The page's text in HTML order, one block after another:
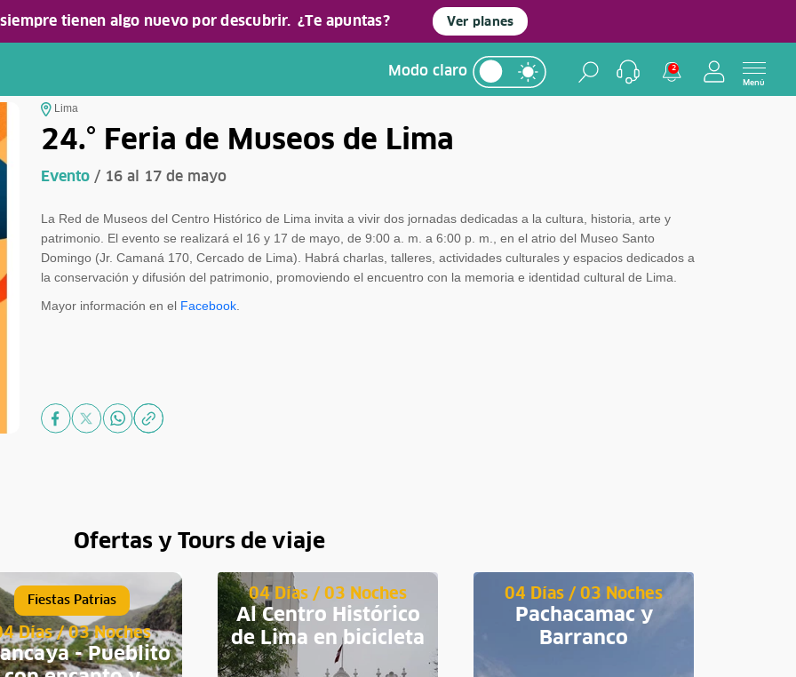
tienen algo nuevo por descubrir. ¿Te apuntas? Ver planes
Modo claro 2
Menú
Lima
24.° Feria de Museos de Lima
Evento/ 16 al 17 de mayo
La Red de Museos del Centro Histórico de Lima invita a vivir dos jornadas dedicadas a la cultura, historia, arte y
patrimonio. El evento se realizará el 16 y 17 de mayo, de 9:00 a. m. a 6:00 p. m., en el atrio del Museo Santo
Domingo (Jr. Camaná 170, Cercado de Lima). Habrá charlas, talleres, actividades culturales y espacios dedicados a
la conservación y difusión del patrimonio, promoviendo el encuentro con la memoria e identidad cultural de Lima.
Mayor información en el Facebook.
Ofertas y Tours de viaje
Fiestas Patrias
Días / 03 Noches
- Pueblito
04 Días / 03 Noches
Al Centro Histórico
de Lima en bicicleta
04 Días / 03 Noches
Pachacamac y
Barranco